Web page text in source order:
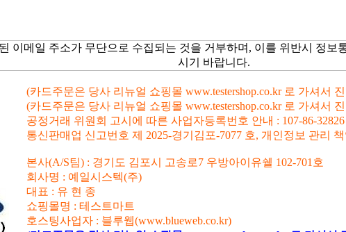
이메일 주소가 무단으로 수집되는 것을 거부하며, 이를 위반시 정보
시기 바랍니다.
(카드주문은 당사 리뉴얼 쇼핑몰 www.testershop.co.kr 로 가셔서
(카드주문은 당사 리뉴얼 쇼핑몰 www.testershop.co.kr 로 가셔서
공정거래 위원회 고시에 따른 사업자등록번호 안내 : 107-86-32826
통신판매업 신고번호 제 2025-경기김포-7077 호, 개인정보 관리
본사(A/S팀) : 경기도 김포시 고송로7 우방아이유쉘 102-701호
회사명 : 예일시스텍(주)
대표 : 유 현 종
쇼핑몰명 : 테스트마트
호스팅사업자 : 블루웹(www.blueweb.co.kr)